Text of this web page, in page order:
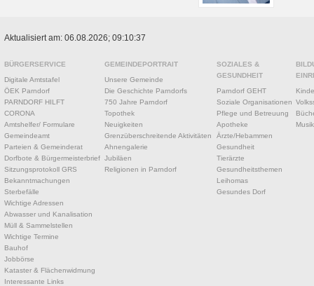
Aktualisiert am: 06.08.2026; 09:10:37
BÜRGERSERVICE
Digitale Amtstafel
ÖEK Parndorf
PARNDORF HILFT
CORONA
Amtshelfer/ Formulare
Gemeindeamt
Parteien & Gemeinderat
Dorfbote & Bürgermeisterbrief
Sitzungsprotokoll GRS
Bekanntmachungen
Sterbefälle
Wichtige Adressen
Abwasser und Kanalisation
Müll & Sammelstellen
Wichtige Termine
Bauhof
Jobbörse
Kataster & Flächenwidmung
Interessante Links
GEMEINDEPORTRAIT
Unsere Gemeinde
Die Geschichte Parndorfs
750 Jahre Parndorf
Topothek
Neuigkeiten
Grenzüberschreitende Aktivitäten
Ahnengalerie
Jubiläen
Religionen in Parndorf
SOZIALES &
GESUNDHEIT
Parndorf GEHT
Soziale Organisationen
Pflege und Betreuung
Apotheke
Ärzte/Hebammen
Gesundheit
Tierärzte
Gesundheitsthemen
Leihomas
Gesundes Dorf